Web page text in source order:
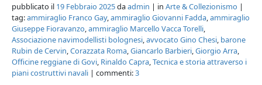
pubblicato il 19 Febbraio 2025daadmin | in Arte & Collezionismo |
tag:ammiraglio Franco Gay,ammiraglio Giovanni Fadda,ammiraglio
Giuseppe Fioravanzo,ammiraglio Marcello Vacca Torelli,
Associazione navimodellisti bolognesi,avvocato Gino Chesi, barone
Rubin de Cervin,Corazzata Roma,Giancarlo Barbieri,Giorgio Arra,
Officine reggiane di Govi, Rinaldo Capra,Tecnica e storia attraverso i
piani costruttivi navali | commenti:3